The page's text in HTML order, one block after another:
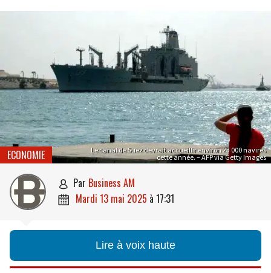
Le canal de Suez devrait accueillir environ 23 000 navires
cette année. – AFP via Getty Images
ECONOMIE
 par Business AM
 mardi 13 mai 2025 à 17:31
Lire à voix haute